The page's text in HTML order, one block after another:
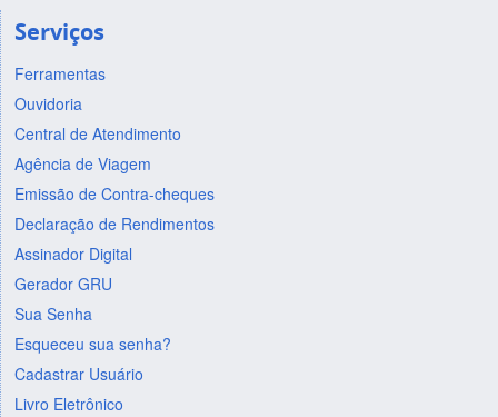
Serviços
Ferramentas
Ouvidoria
Central de Atendimento
Agência de Viagem
Emissão de Contra-cheques
Declaração de Rendimentos
Assinador Digital
Gerador GRU
Sua Senha
Esqueceu sua senha?
Cadastrar Usuário
Livro Eletrônico